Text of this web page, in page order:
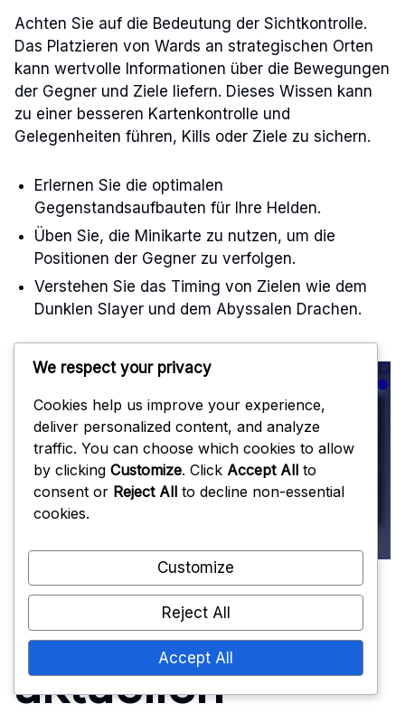
Achten Sie auf die Bedeutung der Sichtkontrolle.
Das Platzieren von Wards an strategischen Orten
kann wertvolle Informationen über die Bewegungen
der Gegner und Ziele liefern. Dieses Wissen kann
zu einer besseren Kartenkontrolle und
Gelegenheiten führen, Kills oder Ziele zu sichern.
Erlernen Sie die optimalen
Gegenstandsaufbauten für Ihre Helden.
Üben Sie, die Minikarte zu nutzen, um die
Positionen der Gegner zu verfolgen.
Verstehen Sie das Timing von Zielen wie dem
Dunklen Slayer und dem Abyssalen Drachen.
Welche
aktuellen
We respect your privacy
Cookies help us improve your experience,
deliver personalized content, and analyze
traffic. You can choose which cookies to allow
by clicking Customize. Click Accept All to
consent or Reject All to decline non-essential
cookies.
Customize
Reject All
Accept All